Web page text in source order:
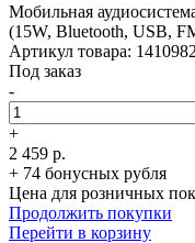
Мобильная
(15W, Bluetooth, USB,
Артикул товара: 1410982
Под заказ
-
+
2 459 р.
+ 74 бонусных рубля
Цена для розничных
Продолжить покупки
Перейти в корзину